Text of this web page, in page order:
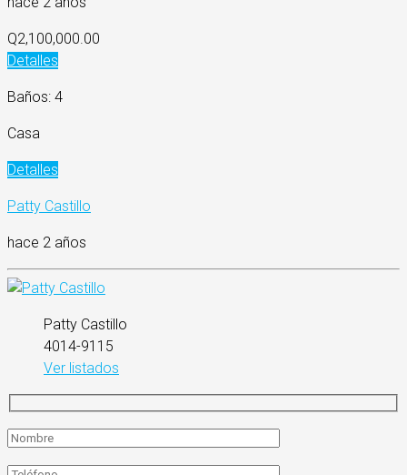
Q2,100,000.00
Detalles
Baños: 4
Casa
Detalles
Patty Castillo
hace 2 años
Patty Castillo
4014-9115
Ver listados